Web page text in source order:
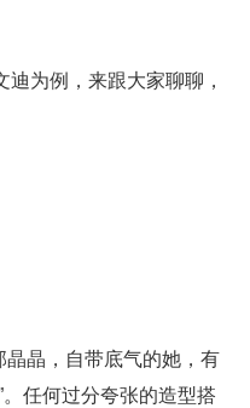
为例，来跟大家聊聊，
晶晶，自带底气的她，有
任何过分夸张的造型搭